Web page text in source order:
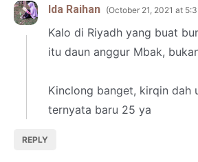
Ida Raihan October 21, 2021 at
Kalo di Riyadh yang buat
itu daun anggur Mbak,
Kinclong banget, kirqin dah
ternyata baru 25 ya
REPLY